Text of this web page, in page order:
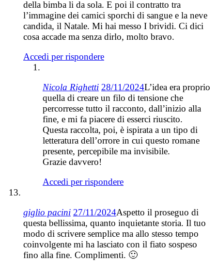
della bimba li da sola. E poi il contratto tra
l’immagine dei camici sporchi di sangue e la neve
candida, il Natale. Mi hai messo I brividi. Ci dici
cosa accade ma senza dirlo, molto bravo.
Accedi per rispondere
Nicola Righetti 28/11/2024L’idea era proprio
quella di creare un filo di tensione che
percorresse tutto il racconto, dall’inizio alla
fine, e mi fa piacere di esserci riuscito.
Questa raccolta, poi, è ispirata a un tipo di
letteratura dell’orrore in cui questo romane
presente, percepibile ma invisibile.
Grazie davvero!
Accedi per rispondere
giglio pacini 27/11/2024Aspetto il proseguo di
questa bellissima, quanto inquietante storia. Il tuo
modo di scrivere semplice ma allo stesso tempo
coinvolgente mi ha lasciato con il fiato sospeso
fino alla fine. Complimenti. 🙂